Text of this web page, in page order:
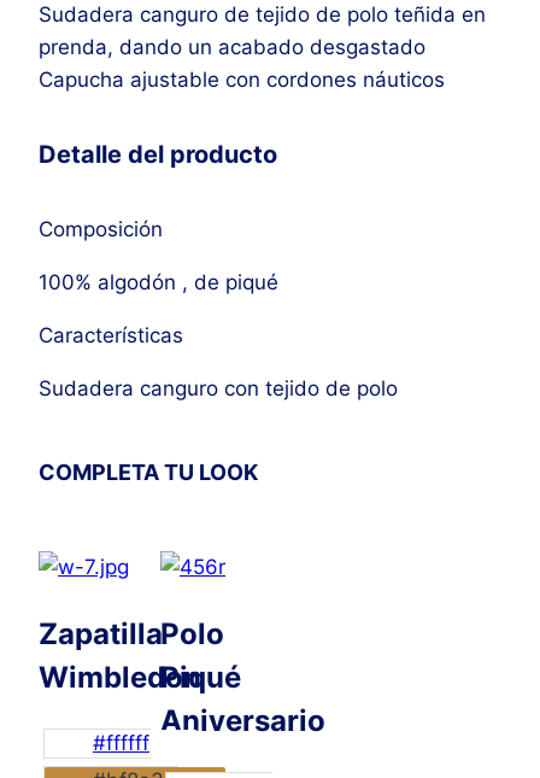
Capucha
Piqué
cantidad
Sudadera canguro de tejido de polo teñida en
prenda, dando un acabado desgastado
Capucha ajustable con cordones náuticos
Detalle del producto
Composición
100% algodón , de piqué
Características
Sudadera canguro con tejido de polo
COMPLETA TU LOOK
Zapatilla
Wimbledon
#ffffff
Polo
Piqué
Aniversario